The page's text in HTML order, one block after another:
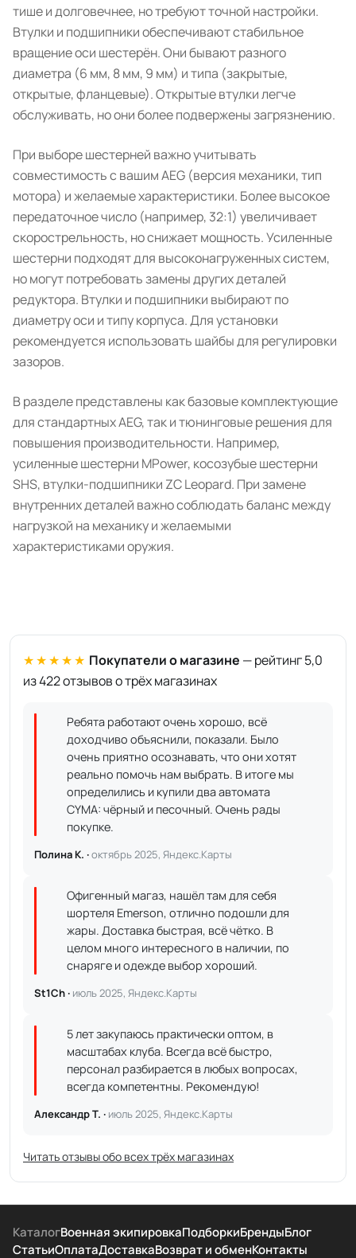
тише и долговечнее, но требуют точной настройки.
Втулки и подшипники обеспечивают стабильное
вращение оси шестерён. Они бывают разного
диаметра (6 мм, 8 мм, 9 мм) и типа (закрытые,
открытые, фланцевые). Открытые втулки легче
обслуживать, но они более подвержены загрязнению.
При выборе шестерней важно учитывать
совместимость с вашим AEG (версия механики, тип
мотора) и желаемые характеристики. Более высокое
передаточное число (например, 32:1) увеличивает
скорострельность, но снижает мощность. Усиленные
шестерни подходят для высоконагруженных систем,
но могут потребовать замены других деталей
редуктора. Втулки и подшипники выбирают по
диаметру оси и типу корпуса. Для установки
рекомендуется использовать шайбы для регулировки
зазоров.
В разделе представлены как базовые комплектующие
для стандартных AEG, так и тюнинговые решения для
повышения производительности. Например,
усиленные шестерни MPower, косозубые шестерни
SHS, втулки-подшипники ZC Leopard. При замене
внутренних деталей важно соблюдать баланс между
нагрузкой на механику и желаемыми
характеристиками оружия.
★★★★★ Покупатели о магазине — рейтинг 5,0
из 422 отзывов о трёх магазинах
Ребята работают очень хорошо, всё
доходчиво объяснили, показали. Было
очень приятно осознавать, что они хотят
реально помочь нам выбрать. В итоге мы
определились и купили два автомата
CYMA: чёрный и песочный. Очень рады
покупке.
Полина К. ·октябрь 2025, Яндекс.Карты
Офигенный магаз, нашёл там для себя
шортеля Emerson, отлично подошли для
жары. Доставка быстрая, всё чётко. В
целом много интересного в наличии, по
снаряге и одежде выбор хороший.
St1Ch · июль 2025, Яндекс.Карты
5 лет закупаюсь практически оптом, в
масштабах клуба. Всегда всё быстро,
персонал разбирается в любых вопросах,
всегда компетентны. Рекомендую!
Александр Т. · июль 2025, Яндекс.Карты
Читать отзывы обо всех трёх магазинах
КаталогВоенная экипировкаПодборкиБрендыБлог
СтатьиОплатаДоставкаВозврат и обменКонтакты